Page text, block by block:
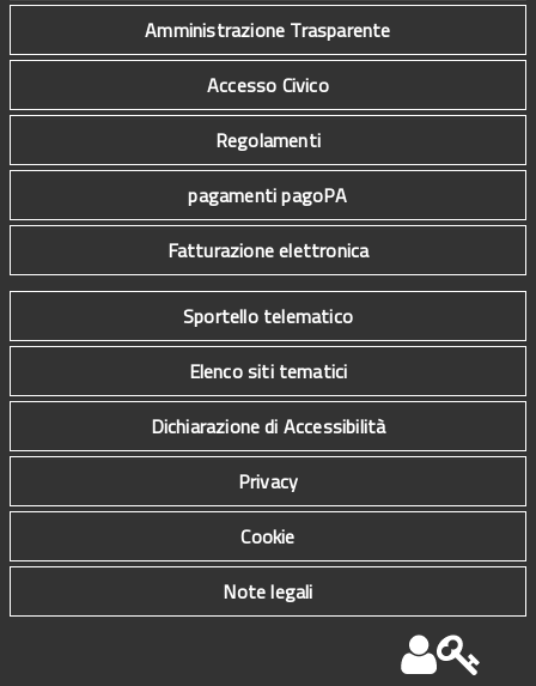
Amministrazione Trasparente
Accesso Civico
Regolamenti
pagamenti pagoPA
Fatturazione elettronica
Sportello telematico
Elenco siti tematici
Dichiarazione di Accessibilità
Privacy
Cookie
Note legali